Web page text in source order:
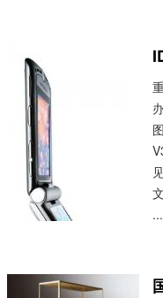
...